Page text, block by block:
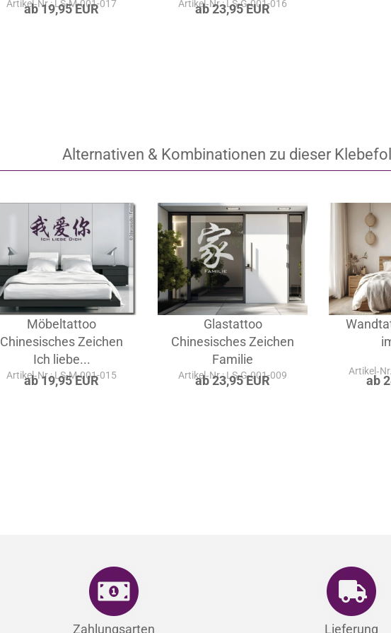
Artikel‑Nr.: LS-M-001-017
ab 19,95 EUR Artikel‑Nr.: LS-G-001-016
ab 23,95 EUR
Alternativen & Kombinationen zu dieser
Möbeltattoo
Chinesisches Zeichen
Ich liebe...
Artikel‑Nr.: LS-M-001-015
ab 19,95 EUR
Glastattoo
Chinesisches Zeichen
Familie
Artikel‑Nr.: LS-G-001-009
ab 23,95 EUR ab
Zahlungsarten Lieferung